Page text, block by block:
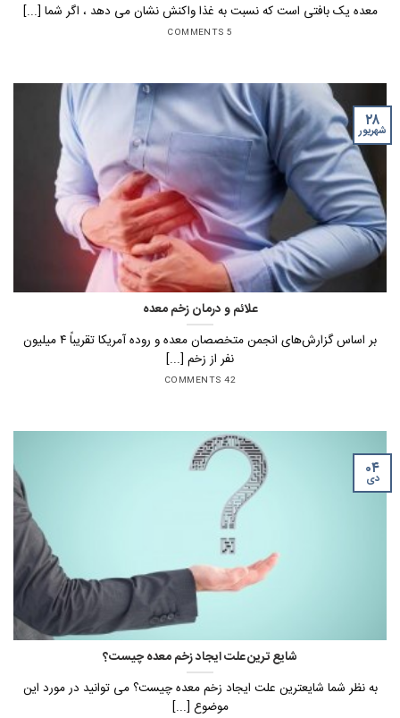
معده یک بافتی است که نسبت به غذا واکنش نشان می دهد ، اگر شما [...]
5 COMMENTS
علائم و درمان زخم معده
بر اساس گزارش‌های انجمن متخصصان معده و روده آمریکا تقریباً ۴ میلیون
نفر از زخم [...]
42 COMMENTS
۲۸
شهریور
شایع ترین علت ایجاد زخم معده چیست؟
به نظر شما شایعترین علت ایجاد زخم معده چیست؟ می توانید در مورد این
موضوع [...]
۰۴
دی